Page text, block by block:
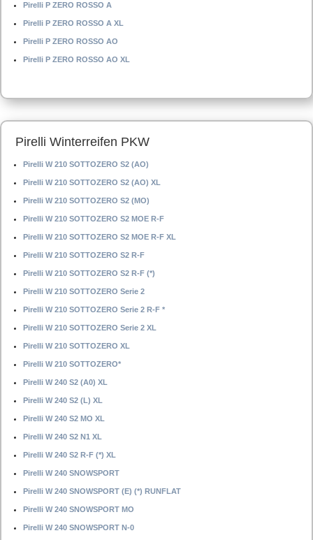
Pirelli P ZERO ROSSO A
Pirelli P ZERO ROSSO A XL
Pirelli P ZERO ROSSO AO
Pirelli P ZERO ROSSO AO XL
Pirelli Winterreifen PKW
Pirelli W 210 SOTTOZERO S2 (AO)
Pirelli W 210 SOTTOZERO S2 (AO) XL
Pirelli W 210 SOTTOZERO S2 (MO)
Pirelli W 210 SOTTOZERO S2 MOE R-F
Pirelli W 210 SOTTOZERO S2 MOE R-F XL
Pirelli W 210 SOTTOZERO S2 R-F
Pirelli W 210 SOTTOZERO S2 R-F (*)
Pirelli W 210 SOTTOZERO Serie 2
Pirelli W 210 SOTTOZERO Serie 2 R-F *
Pirelli W 210 SOTTOZERO Serie 2 XL
Pirelli W 210 SOTTOZERO XL
Pirelli W 210 SOTTOZERO*
Pirelli W 240 S2 (A0) XL
Pirelli W 240 S2 (L) XL
Pirelli W 240 S2 MO XL
Pirelli W 240 S2 N1 XL
Pirelli W 240 S2 R-F (*) XL
Pirelli W 240 SNOWSPORT
Pirelli W 240 SNOWSPORT (E) (*) RUNFLAT
Pirelli W 240 SNOWSPORT MO
Pirelli W 240 SNOWSPORT N-0